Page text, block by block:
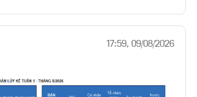
17:59, 09/08/2026